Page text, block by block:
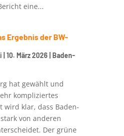
eine...
Ergebnis der BW-
10. März 2026
Baden-
hat gewählt und
kompliziertes
wird klar, dass Baden-
von anderen
Der grüne